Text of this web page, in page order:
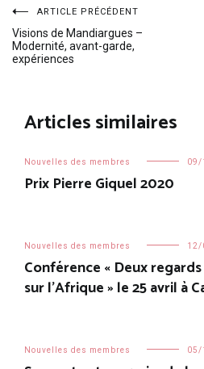
Navigation
de
l’article
ARTICLE PRÉCÉDENT
Visions de Mandiargues –
Modernité, avant-garde,
expériences
Articles similaires
Nouvelles des membres 09/
Prix Pierre Giquel 2020
Nouvelles des membres 12/
Conférence « Deux
sur l’Afrique » le 25 avril à
Nouvelles des membres 05/